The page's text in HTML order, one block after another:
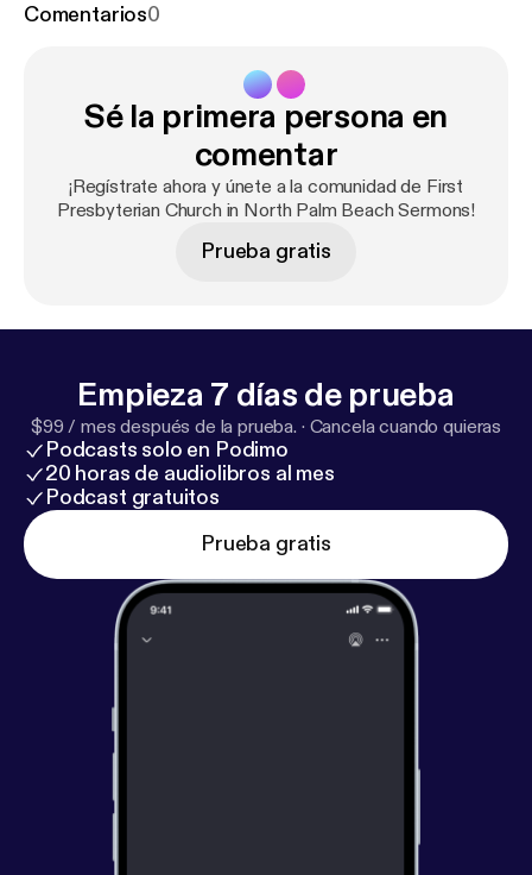
Comentarios0
Sé la primera persona en
comentar
¡Regístrate ahora y únete a la comunidad de First
Presbyterian Church in North Palm Beach Sermons!
Prueba gratis
Empieza 7 días de prueba
$99 / mes después de la prueba. · Cancela cuando quieras
Podcasts solo en Podimo
20 horas de audiolibros al mes
Podcast gratuitos
Prueba gratis